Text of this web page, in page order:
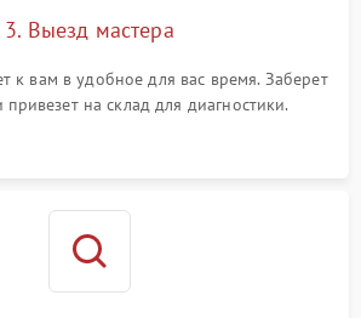
3. Выезд мастера
к вам в удобное для вас время. Заберет
на склад для диагностики.